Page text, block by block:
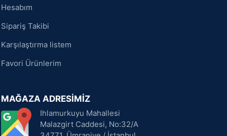
Hesabım
Sipariş Takibi
Karşılaştırma listem
Favori Ürünlerim
MAĞAZA ADRESİMİZ
Ihlamurkuyu Mahallesi
Malazgirt Caddesi, No:32/A